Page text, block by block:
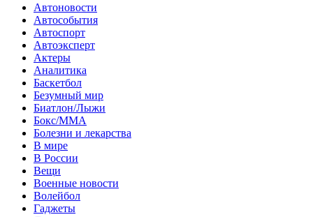
Автоновости
Автособытия
Автоспорт
Автоэксперт
Актеры
Аналитика
Баскетбол
Безумный мир
Биатлон/Лыжи
Бокс/MMA
Болезни и лекарства
В мире
В России
Вещи
Военные новости
Волейбол
Гаджеты